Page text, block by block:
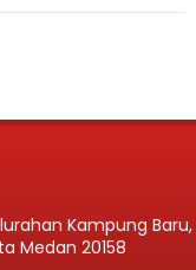
Kampung Baru,
Medan 20158